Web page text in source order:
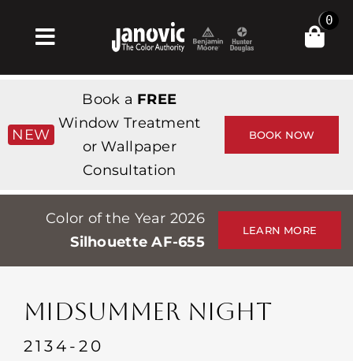
Toggle
Navigation
Products & Services
Магазин
Professionals
Stores
События
Связаться с
0
NEW
Book a FREE
Window Treatment
or Wallpaper
Consultation
BOOK NOW
Color of the Year 2026
Silhouette AF-655
LEARN MORE
MIDSUMMER NIGHT
2134-20